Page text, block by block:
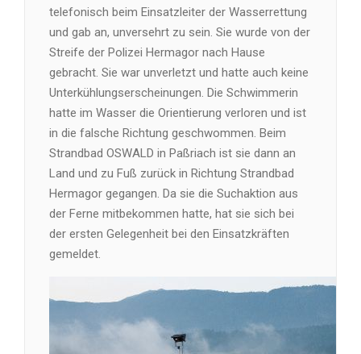
telefonisch beim Einsatzleiter der Wasserrettung
und gab an, unversehrt zu sein. Sie wurde von der
Streife der Polizei Hermagor nach Hause
gebracht. Sie war unverletzt und hatte auch keine
Unterkühlungserscheinungen. Die Schwimmerin
hatte im Wasser die Orientierung verloren und ist
in die falsche Richtung geschwommen. Beim
Strandbad OSWALD in Paßriach ist sie dann an
Land und zu Fuß zurück in Richtung Strandbad
Hermagor gegangen. Da sie die Suchaktion aus
der Ferne mitbekommen hatte, hat sie sich bei
der ersten Gelegenheit bei den Einsatzkräften
gemeldet.